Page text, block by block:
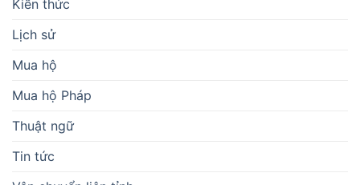
Kiến thức
Lịch sử
Mua hộ
Mua hộ Pháp
Thuật ngữ
Tin tức